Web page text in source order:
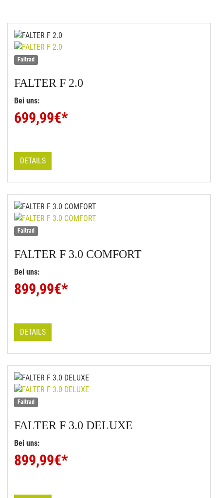
Faltrad
FALTER F 2.0
Bei uns:
699,99€*
DETAILS
Faltrad
FALTER F 3.0 COMFORT
Bei uns:
899,99€*
DETAILS
Faltrad
FALTER F 3.0 DELUXE
Bei uns:
899,99€*